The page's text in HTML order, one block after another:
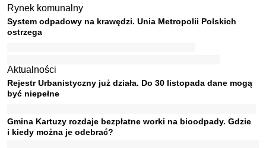
Rynek komunalny
System odpadowy na krawędzi. Unia Metropolii Polskich
ostrzega
Aktualności
Rejestr Urbanistyczny już działa. Do 30 listopada dane mogą
być niepełne
Gmina Kartuzy rozdaje bezpłatne worki na bioodpady. Gdzie
i kiedy można je odebrać?